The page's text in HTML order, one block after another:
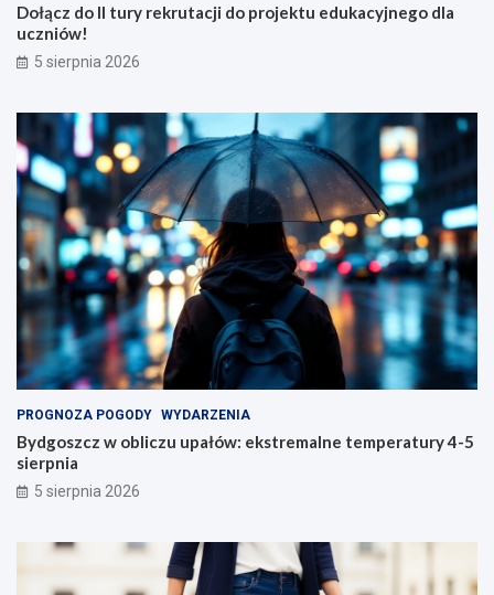
Dołącz do II tury rekrutacji do projektu edukacyjnego dla
uczniów!
5 sierpnia 2026
PROGNOZA POGODY WYDARZENIA
Bydgoszcz w obliczu upałów: ekstremalne temperatury 4-5
sierpnia
5 sierpnia 2026